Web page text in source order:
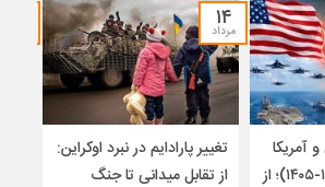
آمریکا
در تنگه هرمز (۱۴۰۴-۱۴۰۵)؛ از
۱۴
مرداد
تغییر پارادایم در نبرد اوکراین:
از تقابل میدانی تا جنگ